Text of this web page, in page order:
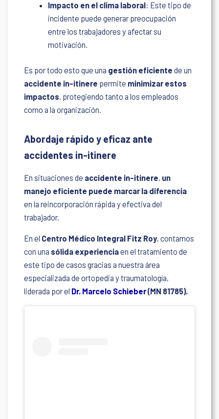
Impacto en el clima laboral: Este tipo de
incidente puede generar preocupación
entre los trabajadores y afectar su
motivación.
Es por todo esto que una gestión eficiente de un
accidente in-itinere permite minimizarestos
impactos, protegiendo tanto a los empleados
como a la organización.
Abordaje rápido y eficaz ante
accidentes in-itinere
En situaciones de accidente in-itinere, un
manejo eficiente puede marcar la diferencia
en la reincorporación rápida y efectiva del
trabajador.
En el Centro Médico Integral Fitz Roy, contamos
con una sólida experienciaen el tratamiento de
este tipo de casos gracias a nuestra área
especializada de ortopedia y traumatología,
liderada por el Dr. Marcelo Schieber(MN 81785).